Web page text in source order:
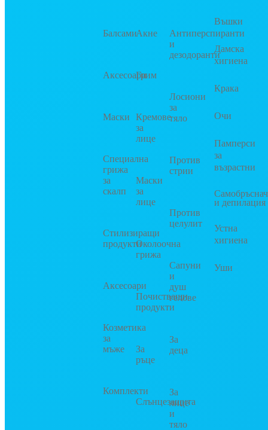
Балсами
Аксесоари
Маски
Специална
грижа
за
скалп
Стилизиращи
продукти
Аксесоари
Козметика
за
мъже
Комплекти
Акне
Грим
Кремове
за
лице
Маски
за
лице
Околоочна
грижа
Почистващи
продукти
За
ръце
Слънцезащита
Антиперспиранти
и
дезодоранти
Лосиони
за
тяло
Против
стрии
Против
целулит
Сапуни
и
душ
гелове
За
деца
За
лице
и
тяло
Въшки
Дамска
хигиена
Крака
Очи
Памперси
за
възрастни
и депилация
Устна
хигиена
Уши